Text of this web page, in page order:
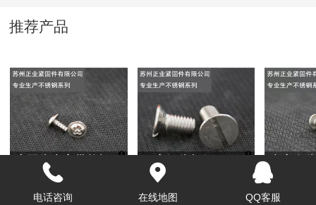
推荐产品
扁圆头十字带垫螺
丝b牙
一字沉头机钉
1GB68-76
电话咨询 在线地图 QQ客服